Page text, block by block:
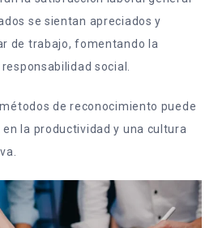
se sientan apreciados y
de trabajo, fomentando la
social.
de reconocimiento puede
la productividad y una cultura